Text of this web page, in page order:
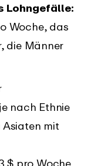
Lohngefälle:
Woche, das
die Männer
nach Ethnie
Asiaten mit
$ pro Woche